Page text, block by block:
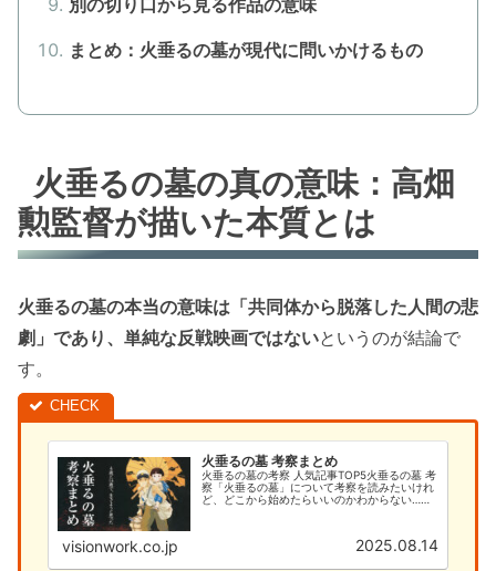
まとめ：火垂るの墓が現代に問いかけるもの
火垂るの墓の真の意味：高畑
勲監督が描いた本質とは
火垂るの墓の本当の意味は「共同体から脱落した人間の悲
劇」であり、単純な反戦映画ではないというのが結論で
す。
火垂るの墓 考察まとめ
火垂るの墓の考察 人気記事TOP5火垂るの墓 考
察「火垂るの墓」について考察を読みたいけれ
ど、どこから始めたらいいのかわからない…そ
visionwork.co.jp 2025.08.14